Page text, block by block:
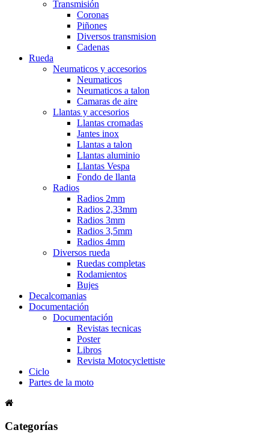
Transmisión
Coronas
Piñones
Diversos transmision
Cadenas
Rueda
Neumaticos y accesorios
Neumaticos
Neumaticos a talon
Camaras de aire
Llantas y accesorios
Llantas cromadas
Jantes inox
Llantas a talon
Llantas aluminio
Llantas Vespa
Fondo de llanta
Radios
Radios 2mm
Radios 2,33mm
Radios 3mm
Radios 3,5mm
Radios 4mm
Diversos rueda
Ruedas completas
Rodamientos
Bujes
Decalcomanias
Documentación
Documentación
Revistas tecnicas
Poster
Libros
Revista Motocyclettiste
Ciclo
Partes de la moto
Categorías